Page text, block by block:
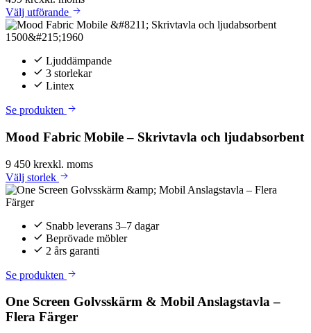
Välj utförande
Ljuddämpande
3 storlekar
Lintex
Se produkten
Mood Fabric Mobile – Skrivtavla och ljudabsorbent
9 450 krexkl. moms
Välj storlek
Snabb leverans 3–7 dagar
Beprövade möbler
2 års garanti
Se produkten
One Screen Golvsskärm & Mobil Anslagstavla –
Flera Färger